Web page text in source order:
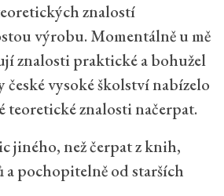
znalostí
výrobu. Momentálně u mě
znalosti praktické a bohužel
české vysoké školství nabízelo
teoretické znalosti načerpat.
jiného, než čerpat z knih,
a pochopitelně od starších